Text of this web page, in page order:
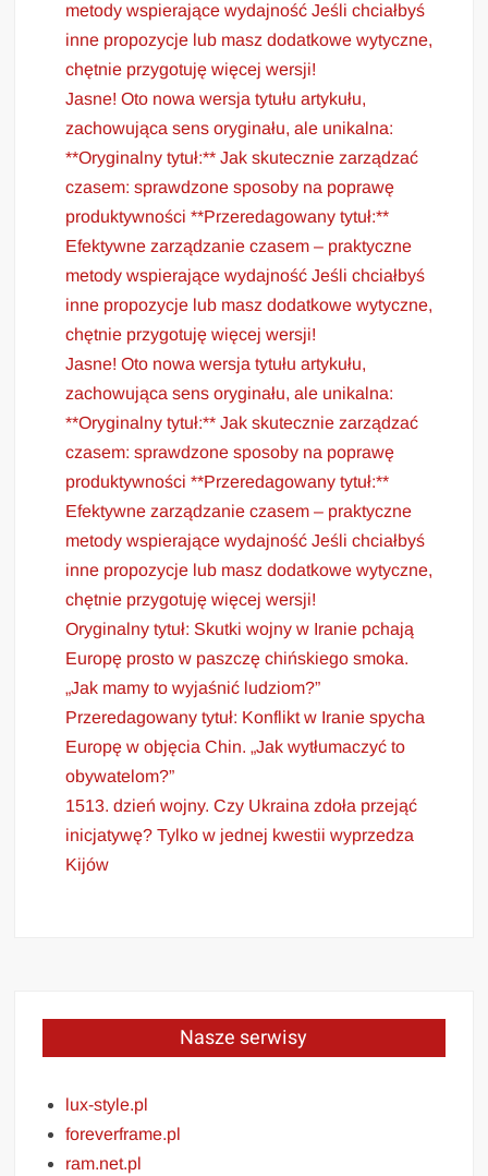
metody wspierające wydajność Jeśli chciałbyś
inne propozycje lub masz dodatkowe wytyczne,
chętnie przygotuję więcej wersji!
Jasne! Oto nowa wersja tytułu artykułu,
zachowująca sens oryginału, ale unikalna:
**Oryginalny tytuł:** Jak skutecznie zarządzać
czasem: sprawdzone sposoby na poprawę
produktywności **Przeredagowany tytuł:**
Efektywne zarządzanie czasem – praktyczne
metody wspierające wydajność Jeśli chciałbyś
inne propozycje lub masz dodatkowe wytyczne,
chętnie przygotuję więcej wersji!
Jasne! Oto nowa wersja tytułu artykułu,
zachowująca sens oryginału, ale unikalna:
**Oryginalny tytuł:** Jak skutecznie zarządzać
czasem: sprawdzone sposoby na poprawę
produktywności **Przeredagowany tytuł:**
Efektywne zarządzanie czasem – praktyczne
metody wspierające wydajność Jeśli chciałbyś
inne propozycje lub masz dodatkowe wytyczne,
chętnie przygotuję więcej wersji!
Oryginalny tytuł: Skutki wojny w Iranie pchają
Europę prosto w paszczę chińskiego smoka.
„Jak mamy to wyjaśnić ludziom?”
Przeredagowany tytuł: Konflikt w Iranie spycha
Europę w objęcia Chin. „Jak wytłumaczyć to
obywatelom?”
1513. dzień wojny. Czy Ukraina zdoła przejąć
inicjatywę? Tylko w jednej kwestii wyprzedza
Kijów
Nasze serwisy
lux-style.pl
foreverframe.pl
ram.net.pl